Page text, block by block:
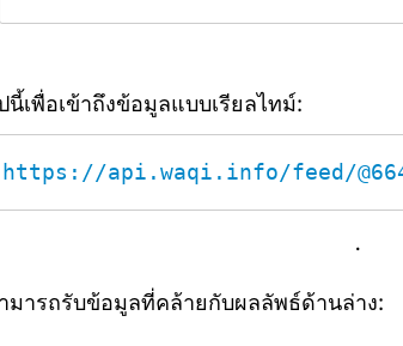
เพื่อเข้าถึงข้อมูลแบบเรียลไทม์:
https://api.waqi.info/feed/@6645/
.
ารถรับข้อมูลที่คล้ายกับผลลัพธ์ด้านล่าง: